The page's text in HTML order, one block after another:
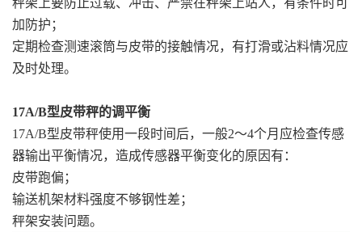
加防护；
定期检查测速滚筒与皮带的接触情况，有打滑或沾料情况应
及时处理。
17A/B型皮带秤的调平衡
17A/B型皮带秤使用一段时间后，一般2～4个月应检查传感
器输出平衡情况，造成传感器平衡变化的原因有：
皮带跑偏；
输送机架材料强度不够钢性差；
秤架安装问题。